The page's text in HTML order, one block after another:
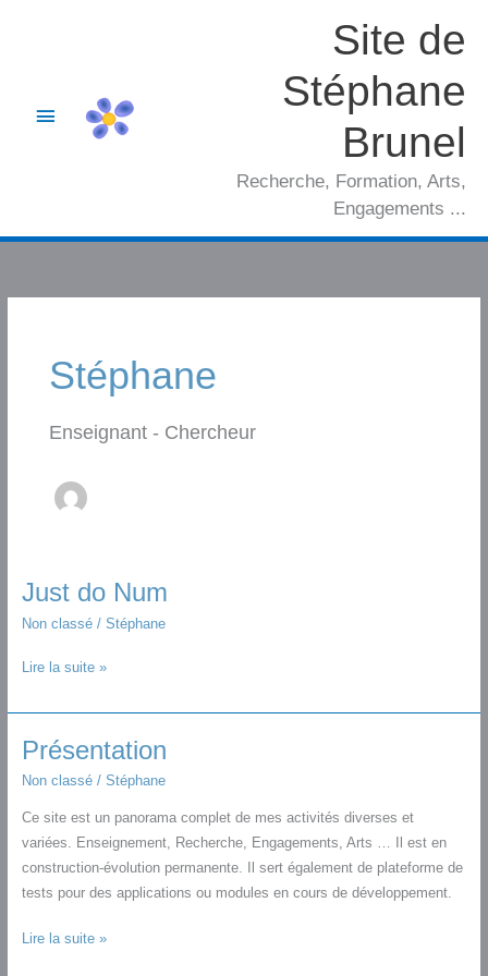
Site de
Stéphane
Brunel
Recherche, Formation, Arts,
Engagements ...
Menu
Stéphane
Enseignant - Chercheur
Just do Num
Non classé/ Stéphane
Just
Num
Lire la suite »
Présentation
Non classé/ Stéphane
Ce site est un panorama complet de mes activités diverses et
variées. Enseignement, Recherche, Engagements, Arts … Il est en
construction-évolution permanente. Il sert également de plateforme de
tests pour des applications ou modules en cours de développement.
Présentation
Lire la suite »